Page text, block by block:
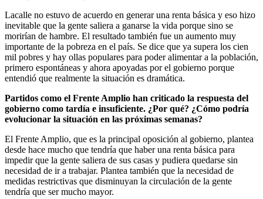
Lacalle no estuvo de acuerdo en generar una renta básica y eso hizo
inevitable que la gente saliera a ganarse la vida porque sino se
morirían de hambre. El resultado también fue un aumento muy
importante de la pobreza en el país. Se dice que ya supera los cien
mil pobres y hay ollas populares para poder alimentar a la población,
primero espontáneas y ahora apoyadas por el gobierno porque
entendió que realmente la situación es dramática.
Partidos como el Frente Amplio han criticado la respuesta del
gobierno como tardía e insuficiente. ¿Por qué? ¿Cómo podría
evolucionar la situación en las próximas semanas?
El Frente Amplio, que es la principal oposición al gobierno, plantea
desde hace mucho que tendría que haber una renta básica para
impedir que la gente saliera de sus casas y pudiera quedarse sin
necesidad de ir a trabajar. Plantea también que la necesidad de
medidas restrictivas que disminuyan la circulación de la gente
tendría que ser mucho mayor.